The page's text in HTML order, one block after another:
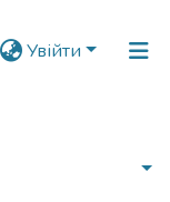
Увійти